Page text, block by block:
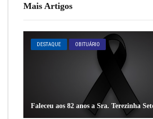
Mais Artigos
DESTAQUE OBITUÁRIO
Faleceu aos 82 anos a Sra. Terezinha